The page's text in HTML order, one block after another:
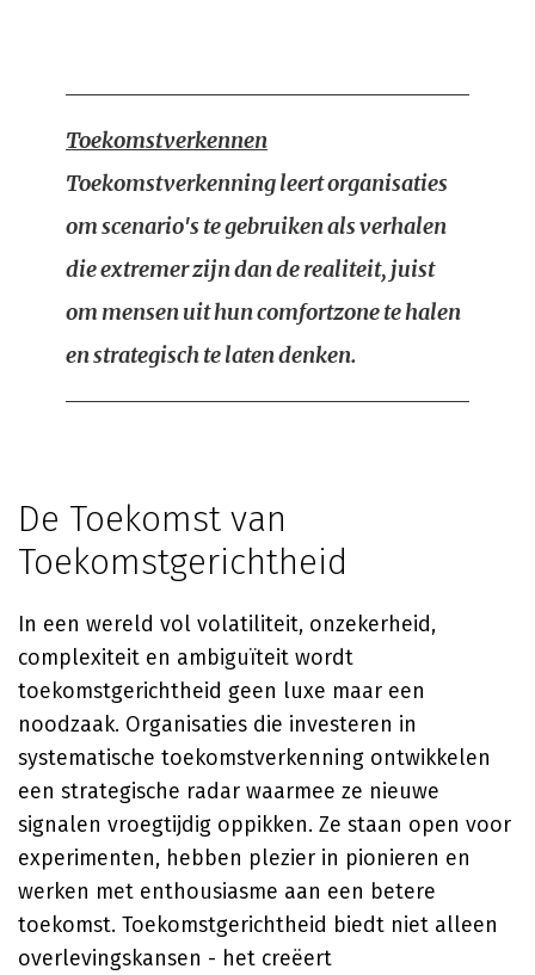
Toekomstverkennen
Toekomstverkenning leert organisaties
om scenario's te gebruiken als verhalen
die extremer zijn dan de realiteit, juist
om mensen uit hun comfortzone te halen
en strategisch te laten denken.
De Toekomst van
Toekomstgerichtheid
In een wereld vol volatiliteit, onzekerheid,
complexiteit en ambiguïteit wordt
toekomstgerichtheid geen luxe maar een
noodzaak. Organisaties die investeren in
systematische toekomstverkenning ontwikkelen
een strategische radar waarmee ze nieuwe
signalen vroegtijdig oppikken. Ze staan open voor
experimenten, hebben plezier in pionieren en
werken met enthousiasme aan een betere
toekomst. Toekomstgerichtheid biedt niet alleen
overlevingskansen - het creëert